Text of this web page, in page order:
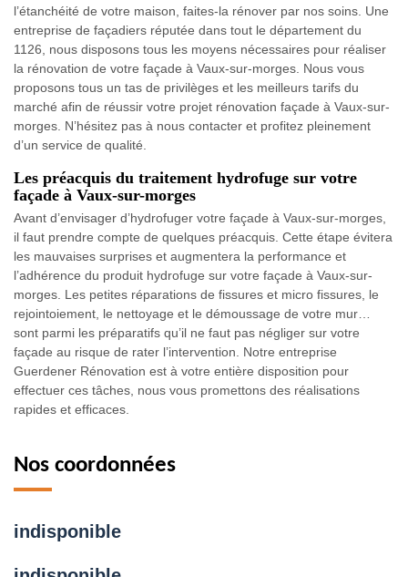
l’étanchéité de votre maison, faites-la rénover par nos soins. Une
entreprise de façadiers réputée dans tout le département du
1126, nous disposons tous les moyens nécessaires pour réaliser
la rénovation de votre façade à Vaux-sur-morges. Nous vous
proposons tous un tas de privilèges et les meilleurs tarifs du
marché afin de réussir votre projet rénovation façade à Vaux-sur-
morges. N’hésitez pas à nous contacter et profitez pleinement
d’un service de qualité.
Les préacquis du traitement hydrofuge sur votre
façade à Vaux-sur-morges
Avant d’envisager d’hydrofuger votre façade à Vaux-sur-morges,
il faut prendre compte de quelques préacquis. Cette étape évitera
les mauvaises surprises et augmentera la performance et
l’adhérence du produit hydrofuge sur votre façade à Vaux-sur-
morges. Les petites réparations de fissures et micro fissures, le
rejointoiement, le nettoyage et le démoussage de votre mur…
sont parmi les préparatifs qu’il ne faut pas négliger sur votre
façade au risque de rater l’intervention. Notre entreprise
Guerdener Rénovation est à votre entière disposition pour
effectuer ces tâches, nous vous promettons des réalisations
rapides et efficaces.
Nos coordonnées
indisponible